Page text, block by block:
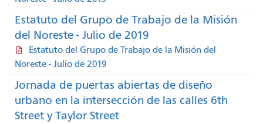
Estatuto del Grupo de Trabajo de la Misión
del Noreste - Julio de 2019
Estatuto del Grupo de Trabajo de la Misión del
Noreste - Julio de 2019
Jornada de puertas abiertas de diseño
urbano en la intersección de las calles 6th
Street y Taylor Street